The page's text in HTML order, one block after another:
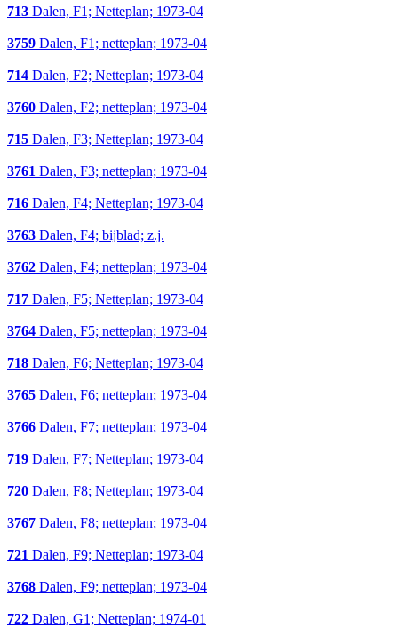
713 Dalen, F1; Netteplan; 1973-04
3759 Dalen, F1; netteplan; 1973-04
714 Dalen, F2; Netteplan; 1973-04
3760 Dalen, F2; netteplan; 1973-04
715 Dalen, F3; Netteplan; 1973-04
3761 Dalen, F3; netteplan; 1973-04
716 Dalen, F4; Netteplan; 1973-04
3763 Dalen, F4; bijblad; z.j.
3762 Dalen, F4; netteplan; 1973-04
717 Dalen, F5; Netteplan; 1973-04
3764 Dalen, F5; netteplan; 1973-04
718 Dalen, F6; Netteplan; 1973-04
3765 Dalen, F6; netteplan; 1973-04
3766 Dalen, F7; netteplan; 1973-04
719 Dalen, F7; Netteplan; 1973-04
720 Dalen, F8; Netteplan; 1973-04
3767 Dalen, F8; netteplan; 1973-04
721 Dalen, F9; Netteplan; 1973-04
3768 Dalen, F9; netteplan; 1973-04
722 Dalen, G1; Netteplan; 1974-01